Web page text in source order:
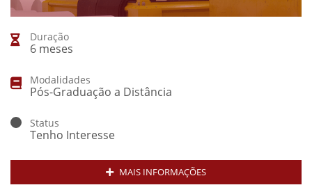
Duração
6 meses
Modalidades
Pós-Graduação a Distância
Status
Tenho Interesse
MAIS INFORMAÇÕES